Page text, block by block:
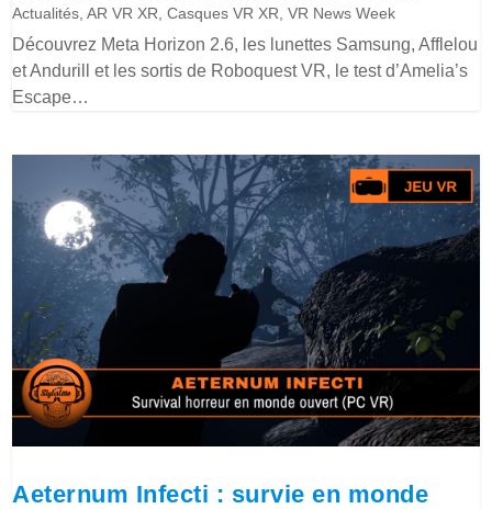
Actualités ,AR VR XR ,Casques VR XR ,VR News Week
Découvrez Meta Horizon 2.6, les lunettes Samsung, Afflelou
et Andurill et les sortis de Roboquest VR, le test d’Amelia’s
Escape…
Aeternum Infecti : survie en monde